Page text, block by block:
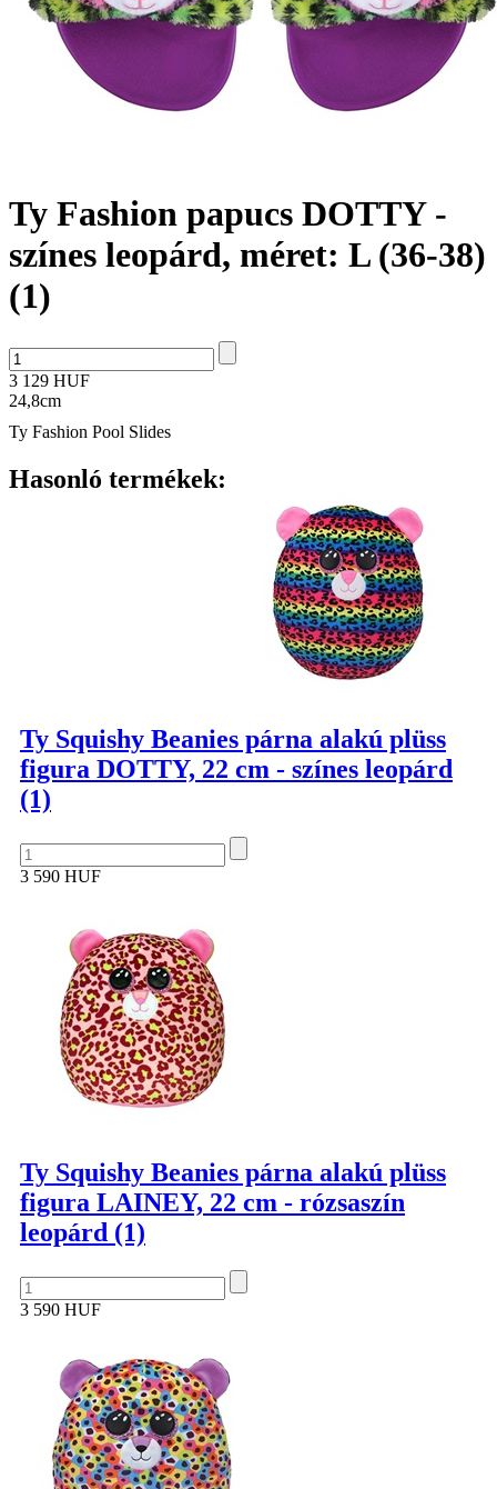
Ty Fashion papucs DOTTY -
színes leopárd, méret: L (36-38)
(1)
3 129 HUF
24,8cm
Ty Fashion Pool Slides
Hasonló termékek:
Ty Squishy Beanies párna alakú plüss
figura DOTTY, 22 cm - színes leopárd
(1)
3 590 HUF
Ty Squishy Beanies párna alakú plüss
figura LAINEY, 22 cm - rózsaszín
leopárd (1)
3 590 HUF